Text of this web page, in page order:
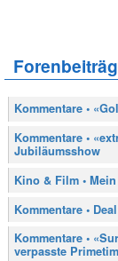
Kommentare •
Kommentare •
Jubiläumsshow
Kino & Film •
Kommentare •
Kommentare •
verpasste